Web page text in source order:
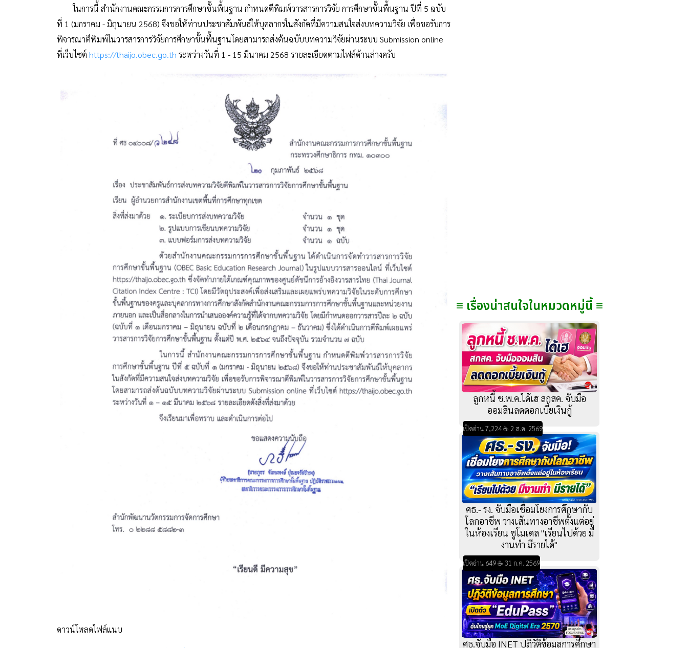
ในการนี้ สำนักงานคณะกรรมการการศึกษาขั้นพื้นฐาน กำหนดตีพิมพ์วารสารการวิจัย การศึกษาขั้นพื้นฐาน ปีที่ 5 ฉบับ
ที่ 1 (มกราคม - มิถุนายน 2568) จึงขอให้ท่านประชาสัมพันธ์ให้บุคลากรในสังกัดที่มีความสนใจส่งบทความวิจัย เพื่อขอรับการ
พิจารณาตีพิมพ์ในวารสารการวิจัยการศึกษาขั้นพื้นฐานโดยสามารถส่งต้นฉบับบทความวิจัยผ่านระบบ Submission online
ที่เว็บไซต์ https://thaijo.obec.go.th ระหว่างวันที่ 1 - 15 มีนาคม 2568 รายละเอียดตามไฟล์ด้านล่างครับ
ดาวน์โหลดไฟล์แนบ
≡ เรื่องน่าสนใจในหมวดหมู่นี้ ≡
ลูกหนี้ ช.พ.ค.ได้เฮ สกสค. จับมือ
ออมสินลดดอกเบี้ยเงินกู้
เปิดอ่าน 7,224 ☕ 2 ส.ค. 2569
ศธ.- รง. จับมือเชื่อมโยงการศึกษากับ
โลกอาชีพ วางเส้นทางอาชีพตั้งแต่อยู่
ในห้องเรียน ชูโมเดล "เรียนไปด้วย มี
งานทำ มีรายได้"
เปิดอ่าน 649 ☕ 31 ก.ค. 2569
ศธ.จับมือ INET ปฏิวัติข้อมูลการศึกษา